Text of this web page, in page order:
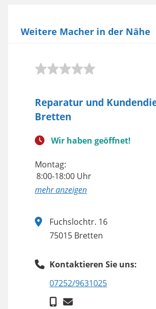
Weitere Macher in der Nähe
Reparatur und
Bretten
Wir haben geöffnet!
Montag:
8:00-18:00 Uhr
anzeigen
Fuchslochtr. 16
75015 Bretten
Kontaktieren Sie uns:
07252/9631025